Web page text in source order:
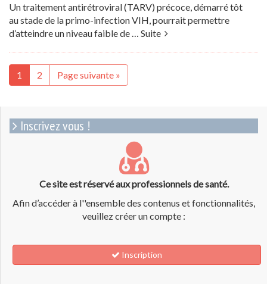
Un traitement antirétroviral (TARV) précoce, démarré tôt
au stade de la primo-infection VIH, pourrait permettre
d’atteindre un niveau faible de … Suite
1 2 Page suivante »
Inscrivez vous !
Ce site est réservé aux professionnels de santé.
Afin d’accéder à l''ensemble des contenus et fonctionnalités,
veuillez créer un compte :
Inscription